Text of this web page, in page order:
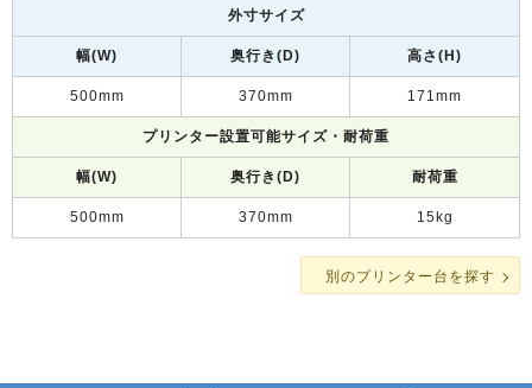
外寸サイズ
幅(W) 奥行き(D) 高さ(H)
500mm 370mm 171mm
プリンター設置可能サイズ・耐荷重
幅(W) 奥行き(D) 耐荷重
500mm 370mm 15kg
別のプリンター台を探す